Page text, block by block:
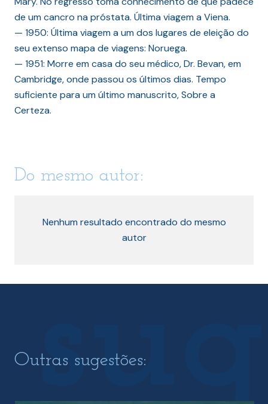
de um cancro na próstata. Última viagem a Viena.
— 1950: Última viagem a um dos lugares de eleição do
seu extenso mapa de viagens: Noruega.
— 1951: Morre em casa do seu médico, Dr. Bevan, em
Cambridge, onde passou os últimos dias. Tempo
suficiente para um último manuscrito, Sobre a
Certeza.
Do mesmo autor:
Nenhum resultado encontrado do mesmo
autor
Outras sugestões: